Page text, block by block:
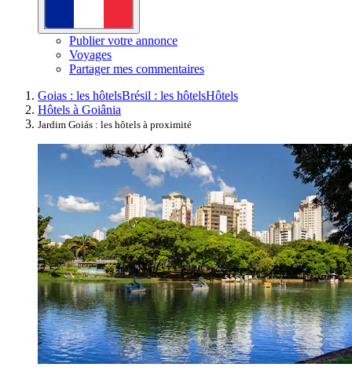
Publier votre annonce
Voyages
Partager mes commentaires
Goias : les hôtelsBrésil : les hôtelsHôtels
Hôtels à Goiânia
Jardim Goiás : les hôtels à proximité